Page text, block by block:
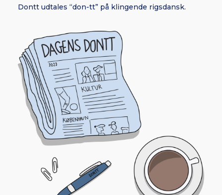
Dontt udtales “don-tt” på klingende rigsdansk.